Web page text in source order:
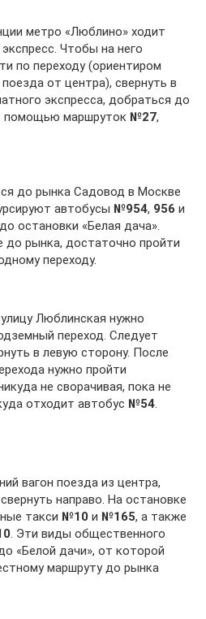
метро «Люблино» ходит
Чтобы на него
по переходу (ориентиром
от центра), свернуть в
экспресса, добраться до
помощью маршруток №27,
до рынка Садовод в Москве
автобусы №954, 956 и
остановки «Белая дача».
рынка, достаточно пройти
переходу.
Люблинская нужно
переход. Следует
в левую сторону. После
нужно пройти
не сворачивая, пока не
отходит автобус №54.
вагон поезда из центра,
направо. На остановке
такси №10 и №165, а также
. Эти виды общественного
«Белой дачи», от которой
маршруту до рынка